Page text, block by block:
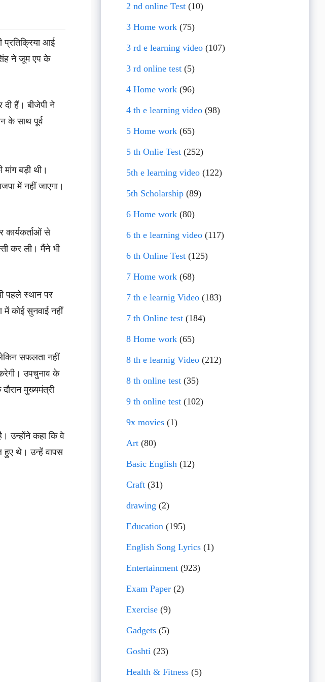
प्रतिक्रिया आई
ने जूम एप के
दी हैं। बीजेपी ने
के साथ पूर्व
बड़ी थी।
में नहीं जाएगा।
कार्यकर्ताओं से
कर ली। मैंने भी
पहले स्थान पर
कोई सुनवाई नहीं
सफलता नहीं
करेगी। उपचुनाव के
मुख्यमंत्री
उन्होंने कहा कि वे
हुए थे। उन्हें वापस
2 nd online Test (10)
3 Home work (75)
3 rd e learning video (107)
3 rd online test (5)
4 Home work (96)
4 th e learning video (98)
5 Home work (65)
5 th Onlie Test (252)
5th e learning video (122)
5th Scholarship (89)
6 Home work (80)
6 th e learning video (117)
6 th Online Test (125)
7 Home work (68)
7 th e learnig Video (183)
7 th Online test (184)
8 Home work (65)
8 th e learnig Video (212)
8 th online test (35)
9 th online test (102)
9x movies (1)
Art (80)
Basic English (12)
Craft (31)
drawing (2)
Education (195)
English Song Lyrics (1)
Entertainment (923)
Exam Paper (2)
Exercise (9)
Gadgets (5)
Goshti (23)
Health & Fitness (5)